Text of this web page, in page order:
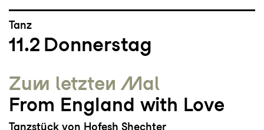
Tanz
11.2 Donnerstag
Zum letzten Mal
From England with Love
Tanzstück von Hofesh Shechter